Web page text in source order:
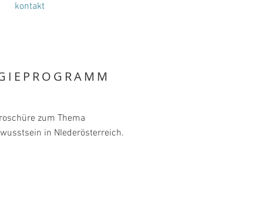
kontakt
zum Thema
in NIederösterreich.